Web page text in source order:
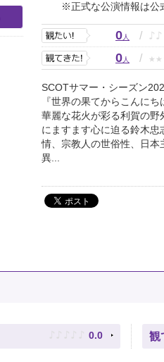
※正式な公演情報は公
0人 / ♪ ♪
0人 / ★ ★
SCOTサマー・シーズン
『世界の果てからこんにち
華麗な花火が彩る利賀の
にますます心に迫る鈴木
情、宗教人の世俗性、日
異...
♪ ♪ ♪ ♪ ♪ 0.0 観